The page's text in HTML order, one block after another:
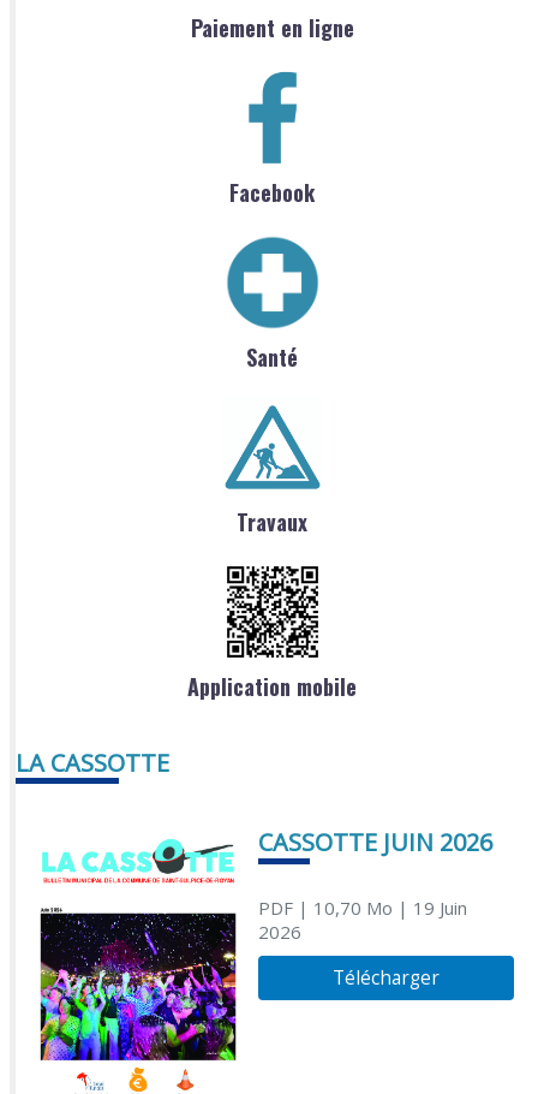
Paiement en ligne
Facebook
Santé
Travaux
Application mobile
LA CASSOTTE
CASSOTTE JUIN 2026
PDF| 10,70 Mo | 19 Juin
2026
Télécharger